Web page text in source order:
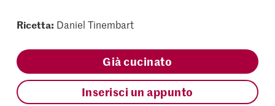
Ricetta: Daniel Tinembart
Già cucinato
Inserisci un appunto